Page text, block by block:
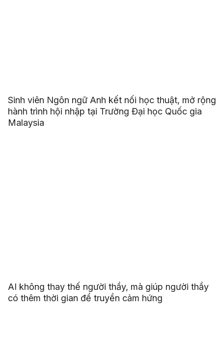
Sinh viên Ngôn ngữ Anh kết nối học thuật, mở rộng
hành trình hội nhập tại Trường Đại học Quốc gia
Malaysia
AI không thay thế người thầy, mà giúp người thầy
có thêm thời gian để truyền cảm hứng